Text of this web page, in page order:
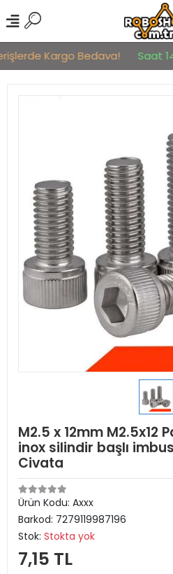
Kargo Bedava! Saat
M2.5 x 12mm M2.5x12
inox silindir başlı
Civata
Ürün Kodu: Axxx
Barkod: 7279119987196
Stok: Stokta yok
7,15 TL